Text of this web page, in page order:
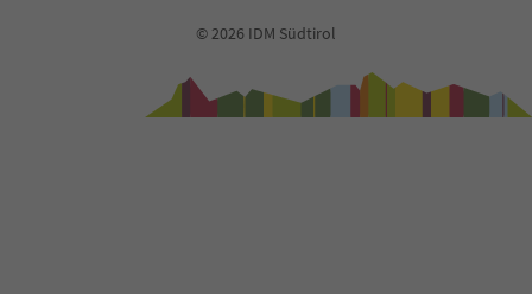
© 2026 IDM Südtirol